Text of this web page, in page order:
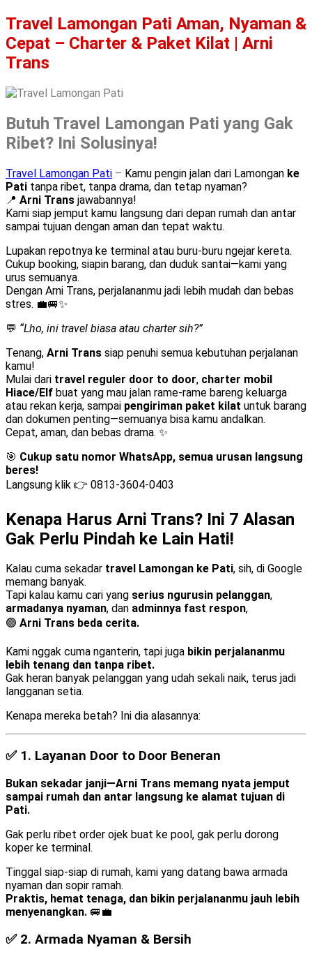
Travel Lamongan Pati Aman, Nyaman &
Cepat – Charter & Paket Kilat | Arni
Trans
Butuh Travel Lamongan Pati yang Gak
Ribet? Ini Solusinya!
Travel Lamongan Pati – Kamu pengin jalan dari Lamongan ke
Pati tanpa ribet, tanpa drama, dan tetap nyaman?
📍 Arni Trans jawabannya!
Kami siap jemput kamu langsung dari depan rumah dan antar
sampai tujuan dengan aman dan tepat waktu.
Lupakan repotnya ke terminal atau buru-buru ngejar kereta.
Cukup booking, siapin barang, dan duduk santai—kami yang
urus semuanya.
Dengan Arni Trans, perjalananmu jadi lebih mudah dan bebas
stres. 💼🚐✨
💬 “Lho, ini travel biasa atau charter sih?”
Tenang, Arni Trans siap penuhi semua kebutuhan perjalanan
kamu!
Mulai dari travel reguler door to door, charter mobil
Hiace/Elf buat yang mau jalan rame-rame bareng keluarga
atau rekan kerja, sampai pengiriman paket kilat untuk barang
dan dokumen penting—semuanya bisa kamu andalkan.
Cepat, aman, dan bebas drama. ✨
🎯 Cukup satu nomor WhatsApp, semua urusan langsung
beres!
Langsung klik 👉 0813-3604-0403
Kenapa Harus Arni Trans? Ini 7 Alasan
Gak Perlu Pindah ke Lain Hati!
Kalau cuma sekadar travel Lamongan ke Pati, sih, di Google
memang banyak.
Tapi kalau kamu cari yang serius ngurusin pelanggan,
armadanya nyaman, dan adminnya fast respon,
🟢 Arni Trans beda cerita.
Kami nggak cuma nganterin, tapi juga bikin perjalananmu
lebih tenang dan tanpa ribet.
Gak heran banyak pelanggan yang udah sekali naik, terus jadi
langganan setia.
Kenapa mereka betah? Ini dia alasannya:
✅ 1. Layanan Door to Door Beneran
Bukan sekadar janji—Arni Trans memang nyata jemput
sampai rumah dan antar langsung ke alamat tujuan di
Pati.
Gak perlu ribet order ojek buat ke pool, gak perlu dorong
koper ke terminal.
Tinggal siap-siap di rumah, kami yang datang bawa armada
nyaman dan sopir ramah.
Praktis, hemat tenaga, dan bikin perjalananmu jauh lebih
menyenangkan. 🚐💼
✅ 2. Armada Nyaman & Bersih